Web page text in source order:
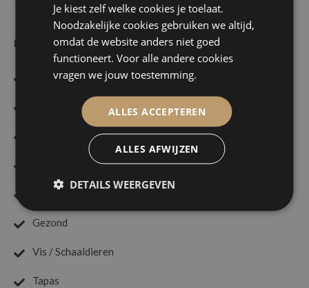
FOOD
Pizza
Mediterraans
Dessert / Zoet
Streetfood
Gezond
Vis / Schaaldieren
Tapas
Je kiest zelf welke cookies je toelaat.
Noodzakelijke cookies gebruiken we altijd,
omdat de website anders niet goed
functioneert. Voor alle andere cookies
vragen we jouw toestemming.
ALLES ACCEPTEREN
ALLES AFWIJZEN
DETAILS WEERGEVEN